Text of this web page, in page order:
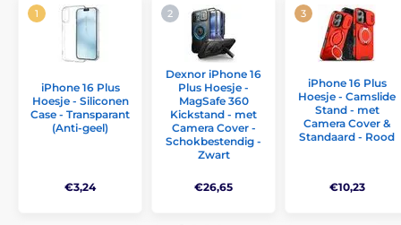
iPhone 16 Plus
Hoesje - Siliconen
Case - Transparant
(Anti-geel)
€3,24
Dexnor iPhone 16
Plus Hoesje -
MagSafe 360
Kickstand - met
Camera Cover -
Schokbestendig -
Zwart
€26,65
iPhone 16 Plus
Hoesje - Camslide
Stand - met
Camera Cover &
Standaard - Rood
€10,23